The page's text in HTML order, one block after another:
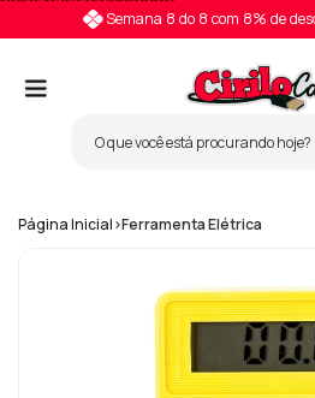
Semana 8 do 8 com 8% de
Página Inicial>Ferramenta Elétrica